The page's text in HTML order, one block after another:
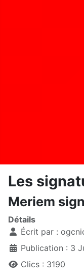
Les
Meriem
Détails
Écrit par :
Publication : 3
Clics : 3190